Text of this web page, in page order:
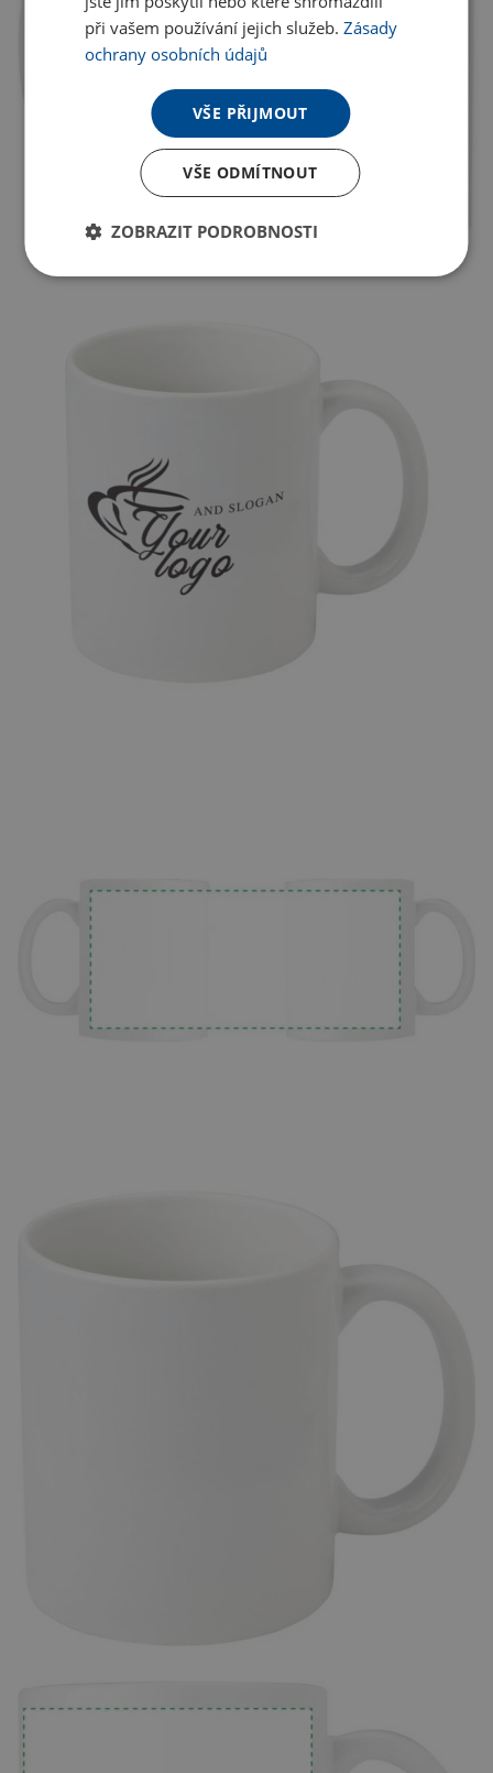
při vašem používání jejich služeb.Zásady
ochrany osobních údajů
VŠE PŘIJMOUT
VŠE ODMÍTNOUT
ZOBRAZIT PODROBNOSTI